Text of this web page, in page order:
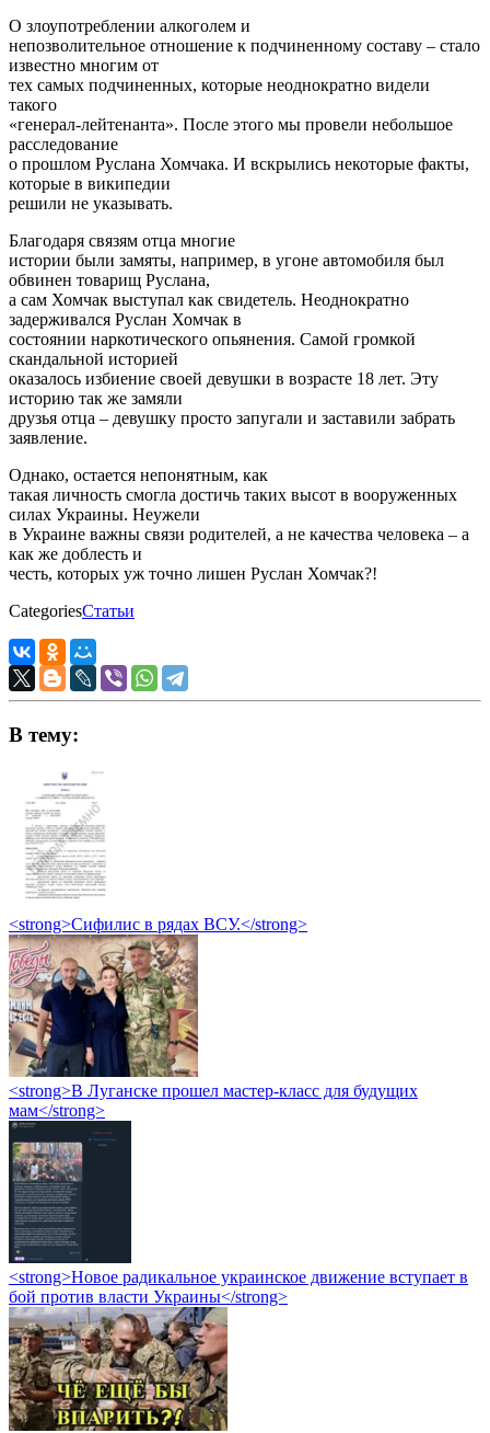
О злоупотреблении алкоголем и
непозволительное отношение к подчиненному составу – стало
известно многим от
тех самых подчиненных, которые неоднократно видели
такого
«генерал-лейтенанта». После этого мы провели небольшое
расследование
о прошлом Руслана Хомчака. И вскрылись некоторые факты,
которые в википедии
решили не указывать.
Благодаря связям отца многие
истории были замяты, например, в угоне автомобиля был
обвинен товарищ Руслана,
а сам Хомчак выступал как свидетель. Неоднократно
задерживался Руслан Хомчак в
состоянии наркотического опьянения. Самой громкой
скандальной историей
оказалось избиение своей девушки в возрасте 18 лет. Эту
историю так же замяли
друзья отца – девушку просто запугали и заставили забрать
заявление.
Однако, остается непонятным, как
такая личность смогла достичь таких высот в вооруженных
силах Украины. Неужели
в Украине важны связи родителей, а не качества человека – а
как же доблесть и
честь, которых уж точно лишен Руслан Хомчак?!
CategoriesСтатьи
В тему:
<strong>Сифилис в рядах ВСУ.</strong>
<strong>В Луганске прошел мастер-класс для будущих
мам</strong>
<strong>Новое радикальное украинское движение вступает в
бой против власти Украины</strong>